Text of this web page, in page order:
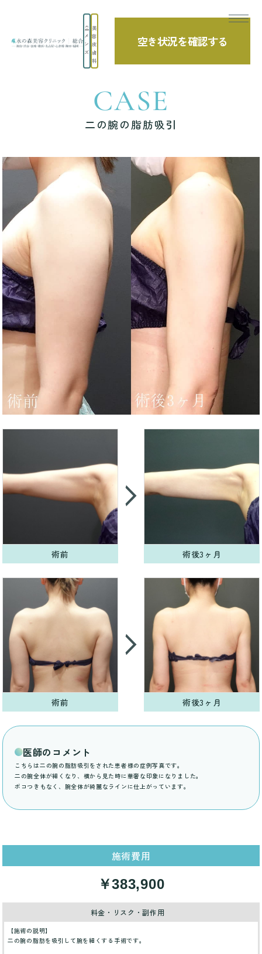
メ
ン
ズ
美
容
皮
膚
科
空き状況を確認する
TOP 症例写真 二の腕の脂肪吸引
CASE
二の腕の脂肪吸引
術前 術後3ヶ月
術前 術後3ヶ月
医師のコメント
こちらは二の腕の脂肪吸引をされた患者様の症例写真です。
二の腕全体が細くなり、横から見た時に華奢な印象になりました。
ボコつきもなく、腕全体が綺麗なラインに仕上がっています。
施術費用
￥383,900
料金・リスク・副作用
【施術の説明】
二の腕の脂肪を吸引して腕を細くする手術です。